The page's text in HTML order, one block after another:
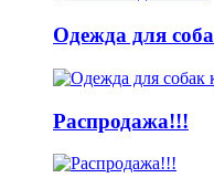
Одежда для
Распродажа!!!